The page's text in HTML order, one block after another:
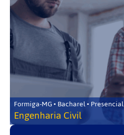
Formiga-MG • Bacharel • Presencial
Engenharia Civil